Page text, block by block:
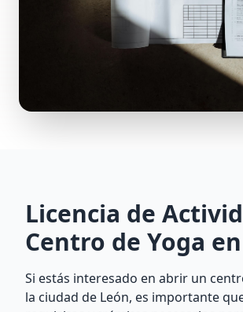
Licencia de
Centro de Yoga
Si estás interesado en abrir un
la ciudad de León, es importante